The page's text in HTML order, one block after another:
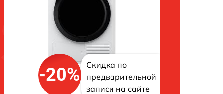
-20%
Скидка по
предварительной
записи на сайте